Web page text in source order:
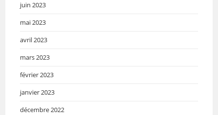
juin 2023
mai 2023
avril 2023
mars 2023
février 2023
janvier 2023
décembre 2022